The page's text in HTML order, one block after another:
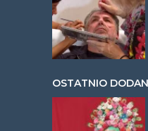
OSTATNIO